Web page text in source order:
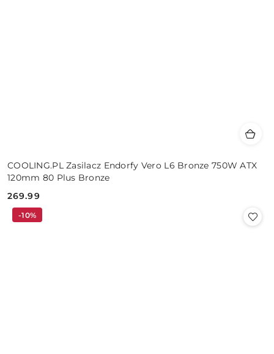
COOLING.PL Zasilacz Endorfy Vero L6 Bronze 750W ATX
120mm 80 Plus Bronze
Cena:
269.99
-10%